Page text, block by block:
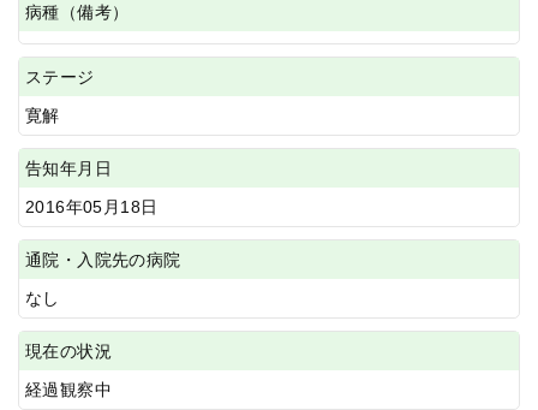
病種（備考）
ステージ
寛解
告知年月日
2016年05月18日
通院・入院先の病院
なし
現在の状況
経過観察中